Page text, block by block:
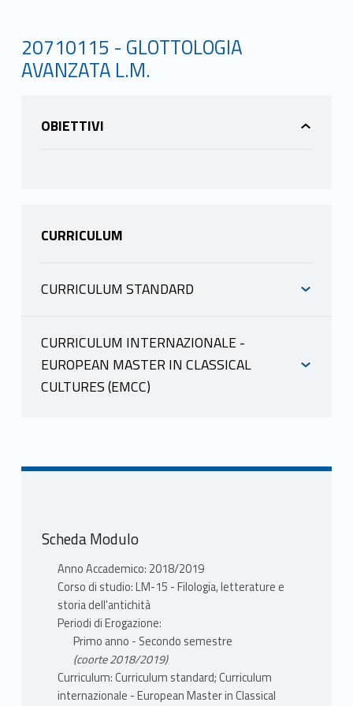
20710115 - GLOTTOLOGIA
AVANZATA L.M.
OBIETTIVI
CURRICULUM
CURRICULUM STANDARD
POMPEI ANNA
scheda docente
GLOTTOLOGIA AVANZATA L.M. in
Approfondimento dei meccanismi e
delle cause del mutamento linguistico
ai vari livelli di analisi e nelle diverse
dimensioni di variazione. Riflessione
particolare sui concetti di
grammaticalizzazione,
degrammaticalizzazione, rianalisi, e sul
CURRICULUM INTERNAZIONALE -
EUROPEAN MASTER IN CLASSICAL
CULTURES (EMCC)
POMPEI ANNA
Mutuazione: 20710115
GLOTTOLOGIA AVANZATA L.M. in
Scienze Cognitive della Comunicazione
e dell'Azione LM-92 POMPEI ANNA
PROGRAMMA
Approfondimento dei meccanismi e
delle cause del mutamento linguistico
Scheda Modulo
Anno Accademico: 2018/2019
Corso di studio: LM-15 - Filologia, letterature e
storia dell'antichità
Periodi di Erogazione:
Primo anno - Secondo semestre
(coorte 2018/2019)
Curriculum: Curriculum standard; Curriculum
internazionale - European Master in Classical